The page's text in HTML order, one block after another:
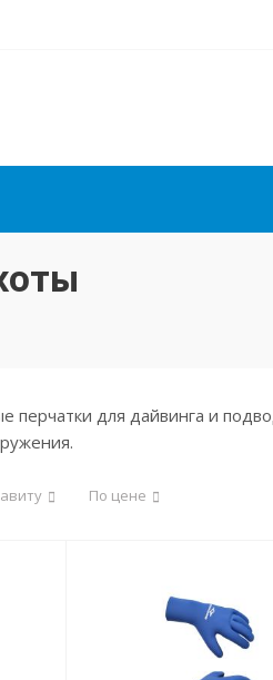
перчатки для дайвинга и
По цене